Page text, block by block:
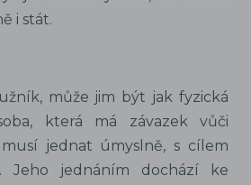
i stát.
může jim být jak fyzická
která má závazek vůči
jednat úmyslně, s cílem
Jeho jednáním dochází ke